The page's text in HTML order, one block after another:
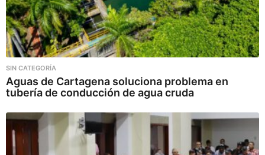
SIN CATEGORÍA
Aguas de Cartagena soluciona problema en
tubería de conducción de agua cruda